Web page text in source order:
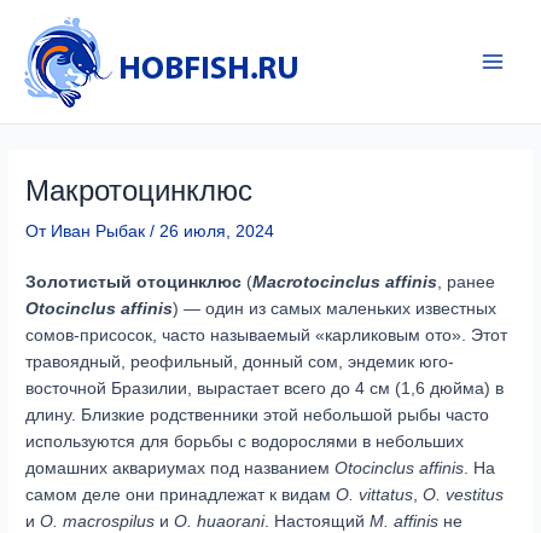
содержимому
Макротоцинклюс
От Иван Рыбак/26 июля, 2024
Золотистый отоцинклюс (Macrotocinclus affinis, ранее
Otocinclus affinis) — один из самых маленьких известных
сомов-присосок, часто называемый «карликовым ото». Этот
травоядный, реофильный, донный сом, эндемик юго-
восточной Бразилии, вырастает всего до 4 см (1,6 дюйма) в
длину. Близкие родственники этой небольшой рыбы часто
используются для борьбы с водорослями в небольших
домашних аквариумах под названиемOtocinclus affinis. На
самом деле они принадлежат к видамO. vittatus,O. vestitus
иO. macrospilus иO. huaorani. НастоящийM. affinis не